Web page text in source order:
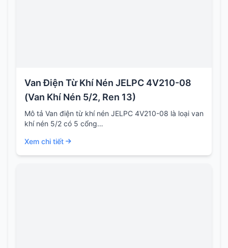
Van Điện Từ Khí Nén JELPC 4V210-08
(Van Khí Nén 5/2, Ren 13)
Mô tả Van điện từ khí nén JELPC 4V210-08 là loại van
khí nén 5/2 có 5 cổng…
Xem chi tiết